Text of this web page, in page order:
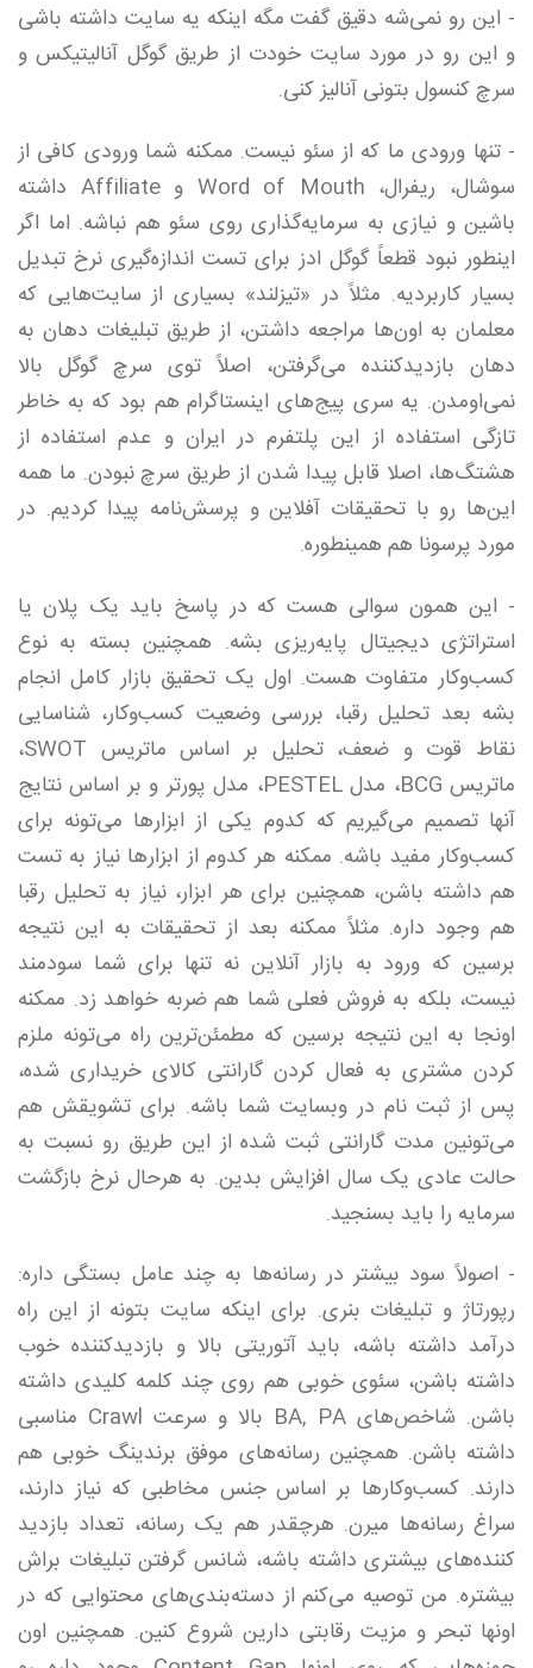
- این رو نمی‌شه دقیق گفت مگه اینکه یه سایت داشته باشی
و این رو در مورد سایت خودت از طریق گوگل آنالیتیکس و
سرچ کنسول بتونی آنالیز کنی.
- تنها ورودی ما که از سئو نیست. ممکنه شما ورودی کافی از
سوشال، ریفرال، Word of Mouth و Affiliate داشته
باشین و نیازی به سرمایه‌گذاری روی سئو هم نباشه. اما اگر
اینطور نبود قطعاً گوگل ادز برای تست اندازه‌گیری نرخ تبدیل
بسیار کاربردیه. مثلاً در «تیزلند» بسیاری از سایت‌هایی که
معلمان به اون‌ها مراجعه داشتن، از طریق تبلیغات دهان به
دهان بازدیدکننده می‌گرفتن، اصلاً توی سرچ گوگل بالا
نمی‌اومدن. یه سری پیج‌های اینستاگرام هم بود که به خاطر
تازگی استفاده از این پلتفرم در ایران و عدم استفاده از
هشتگ‌ها، اصلا قابل پیدا شدن از طریق سرچ نبودن. ما همه
این‌ها رو با تحقیقات آفلاین و پرسش‌نامه پیدا کردیم. در
مورد پرسونا هم همینطوره.
- این همون سوالی هست که در پاسخ باید یک پلان یا
استراتژی دیجیتال پایه‌ریزی بشه. همچنین بسته به نوع
کسب‌وکار متفاوت هست. اول یک تحقیق بازار کامل انجام
بشه بعد تحلیل رقبا، بررسی وضعیت کسب‌وکار، شناسایی
نقاط قوت و ضعف، تحلیل بر اساس ماتریس SWOT،
ماتریس BCG،‌ مدل PESTEL، مدل پورتر و بر اساس نتایج
آنها تصمیم می‌گیریم که کدوم یکی از ابزارها می‌تونه برای
کسب‌وکار مفید باشه. ممکنه هر کدوم از ابزارها نیاز به تست
هم داشته باشن، همچنین برای هر ابزار، نیاز به تحلیل رقبا
هم وجود داره. مثلاً ممکنه بعد از تحقیقات به این نتیجه
برسین که ورود به بازار آنلاین نه تنها برای شما سودمند
نیست، بلکه به فروش فعلی شما هم ضربه خواهد زد. ممکنه
اونجا به این نتیجه برسین که مطمئن‌ترین‌ راه می‌تونه ملزم
کردن مشتری به فعال کردن گارانتی کالای خریداری شده،
پس از ثبت نام در وبسایت شما باشه. برای تشویقش هم
می‌تونین مدت گارانتی ثبت شده از این طریق رو نسبت به
حالت عادی یک سال افزایش بدین. به‌ هرحال نرخ بازگشت
سرمایه را باید بسنجید.
- اصولاً سود بیشتر در رسانه‌ها به چند عامل بستگی داره:
رپورتاژ و تبلیغات بنری. برای اینکه سایت بتونه از این راه
درآمد داشته باشه، باید آتوریتی بالا و بازدید‌کننده خوب
داشته باشن، سئوی خوبی هم روی چند کلمه کلیدی داشته
باشن. شاخص‌های BA, PA بالا و سرعت Crawl مناسبی
داشته باشن. همچنین رسانه‌های موفق برندینگ خوبی هم
دارند. کسب‌وکارها بر اساس جنس مخاطبی که نیاز دارند،
سراغ رسانه‌ها میرن. هرچقدر هم یک رسانه، تعداد بازدید
کننده‌های بیشتری داشته باشه، شانس گرفتن تبلیغات براش
بیشتره. من توصیه می‌کنم از دسته‌بندی‌های محتوایی که در
اونها تبحر و مزیت رقابتی دارین شروع کنین. همچنین اون